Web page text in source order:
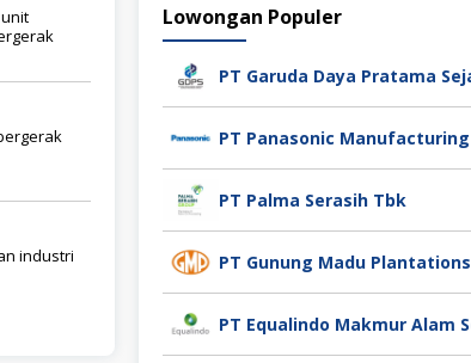
industri
Lowongan Populer
PT Palma Serasih Tbk
PT Gunung Madu Plantations